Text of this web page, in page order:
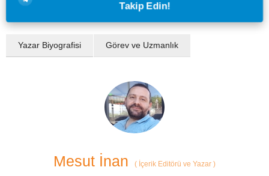
Takip Edin!
Yazar Biyografisi Görev ve Uzmanlık
Mesut İnan ( İçerik Editörü ve Yazar )